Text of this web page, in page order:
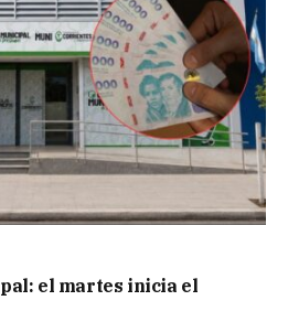
el martes inicia el